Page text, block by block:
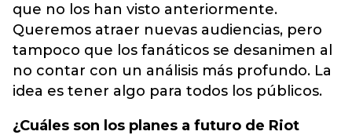
que no los han visto anteriormente.
Queremos atraer nuevas audiencias, pero
tampoco que los fanáticos se desanimen al
no contar con un análisis más profundo. La
idea es tener algo para todos los públicos.
¿Cuáles son los planes a futuro de Riot